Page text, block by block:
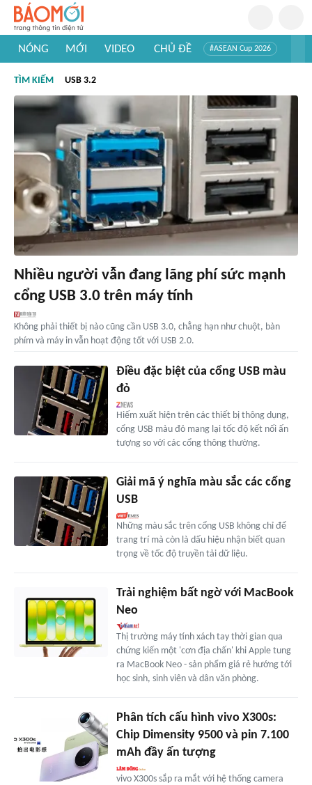
NÓNG MỚI VIDEO CHỦ ĐỀ #ASEAN Cup 2026
#Khám phá thế giới
TÌM KIẾM USB 3.2
Nhiều người vẫn đang lãng phí sức mạnh
cổng USB 3.0 trên máy tính
Không phải thiết bị nào cũng cần USB 3.0, chẳng hạn như chuột, bàn
phím và máy in vẫn hoạt động tốt với USB 2.0.
Điều đặc biệt của cổng USB màu
đỏ
Hiếm xuất hiện trên các thiết bị thông dụng,
cổng USB màu đỏ mang lại tốc độ kết nối ấn
tượng so với các cổng thông thường.
Giải mã ý nghĩa màu sắc các cổng
USB
Những màu sắc trên cổng USB không chỉ để
trang trí mà còn là dấu hiệu nhận biết quan
trọng về tốc độ truyền tải dữ liệu.
Trải nghiệm bất ngờ với MacBook
Neo
Thị trường máy tính xách tay thời gian qua
chứng kiến một 'cơn địa chấn' khi Apple tung
ra MacBook Neo - sản phẩm giá rẻ hướng tới
học sinh, sinh viên và dân văn phòng.
Phân tích cấu hình vivo X300s:
Chip Dimensity 9500 và pin 7.100
mAh đầy ấn tượng
vivo X300s sắp ra mắt với hệ thống camera